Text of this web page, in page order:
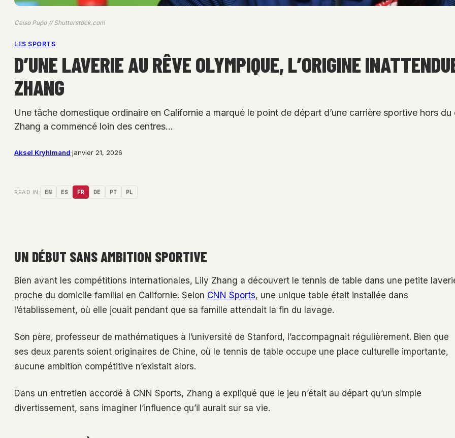
Celso Pupo // Shutterstock.com
LES SPORTS
D’UNE LAVERIE AU RÊVE OLYMPIQUE, L’ORIGINE
ZHANG
Une tâche domestique ordinaire en Californie a marqué le point de départ d’une carrière sportive hors
Zhang a commencé loin des centres…
Aksel Kryhlmand·janvier 21, 2026
READ IN: EN ES FR DE PT PL
UN DÉBUT SANS AMBITION SPORTIVE
Bien avant les compétitions internationales, Lily Zhang a découvert le tennis de table dans une petite
proche du domicile familial en Californie. Selon CNN Sports, une unique table était installée dans
l’établissement, où elle jouait pendant que sa famille attendait la fin du lavage.
Son père, professeur de mathématiques à l’université de Stanford, l’accompagnait régulièrement. Bien que
ses deux parents soient originaires de Chine, où le tennis de table occupe une place culturelle importante,
aucune ambition compétitive n’existait alors.
Dans un entretien accordé à CNN Sports, Zhang a expliqué que le jeu n’était au départ qu’un simple
divertissement, sans imaginer l’influence qu’il aurait sur sa vie.